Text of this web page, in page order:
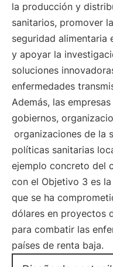
la producción y
sanitarios, promover
seguridad alimentaria
y apoyar la
soluciones
enfermedades
Además, las
gobiernos,
organizaciones de la
políticas sanitarias
ejemplo concreto del
con el Objetivo 3 es
que se ha
dólares en proyectos
para combatir las
países de renta baja.